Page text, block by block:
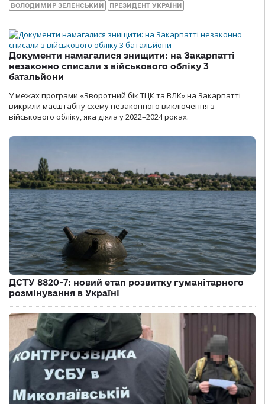
ВОЛОДИМИР ЗЕЛЕНСЬКИЙ ПРЕЗИДЕНТ УКРАЇНИ
Документи намагалися знищити: на Закарпатті
незаконно списали з військового обліку 3
батальйони
У межах програми «Зворотний бік ТЦК та ВЛК» на Закарпатті
викрили масштабну схему незаконного виключення з
військового обліку, яка діяла у 2022–2024 роках.
ДСТУ 8820-7: новий етап розвитку гуманітарного
розмінування в Україні